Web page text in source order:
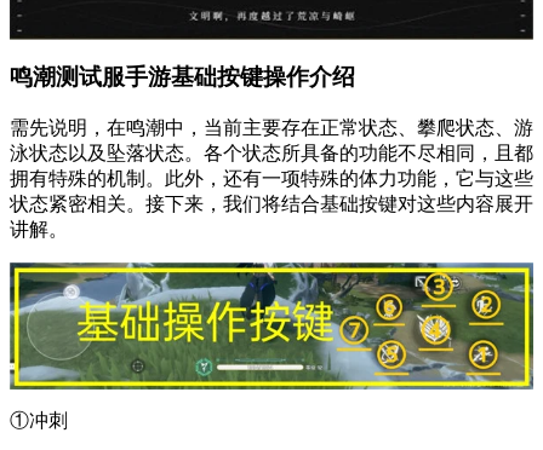
鸣潮测试服手游基础按键操作介绍
需先说明，在鸣潮中，当前主要存在正常状态、攀爬状态、游
泳状态以及坠落状态。各个状态所具备的功能不尽相同，且都
拥有特殊的机制。此外，还有一项特殊的体力功能，它与这些
状态紧密相关。接下来，我们将结合基础按键对这些内容展开
讲解。
①冲刺